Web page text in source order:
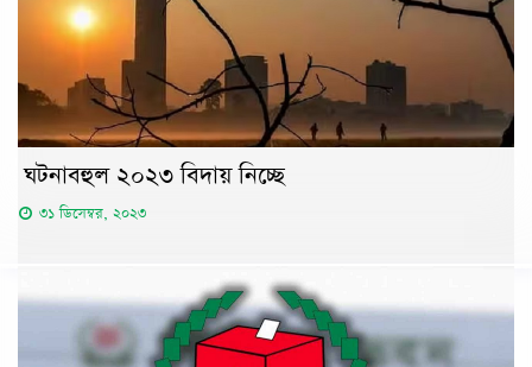
ঘটনাবহুল ২০২৩ বিদায় নিচ্ছে
৩১ ডিসেম্বর, ২০২৩